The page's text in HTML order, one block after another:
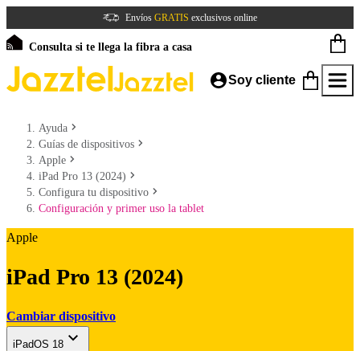
Envíos GRATIS exclusivos online
Consulta si te llega la fibra a casa
Soy cliente
Ayuda
Guías de dispositivos
Apple
iPad Pro 13 (2024)
Configura tu dispositivo
Configuración y primer uso la tablet
Apple
iPad Pro 13 (2024)
Cambiar dispositivo
iPadOS 18